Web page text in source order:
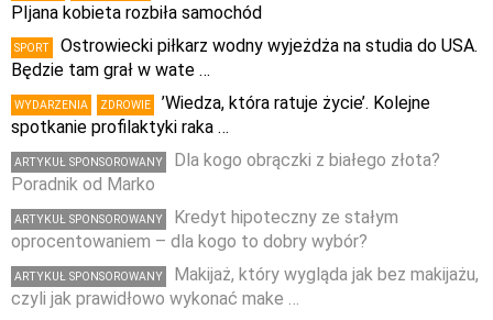
PIjana kobieta rozbiła samochód
SPORT
Ostrowiecki piłkarz wodny wyjeżdża na studia do USA.
Będzie tam grał w wate …
WYDARZENIA ZDROWIE
’Wiedza, która ratuje życie’. Kolejne
spotkanie profilaktyki raka …
ARTYKUŁ SPONSOROWANY
Dla kogo obrączki z białego złota?
Poradnik od Marko
ARTYKUŁ SPONSOROWANY
Kredyt hipoteczny ze stałym
oprocentowaniem – dla kogo to dobry wybór?
ARTYKUŁ SPONSOROWANY
Makijaż, który wygląda jak bez makijażu,
czyli jak prawidłowo wykonać make …